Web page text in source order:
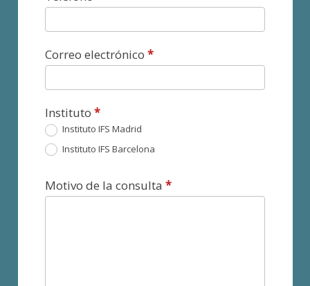
Correo electrónico*
Instituto*
Instituto IFS Madrid
Instituto IFS Barcelona
Motivo de la consulta*